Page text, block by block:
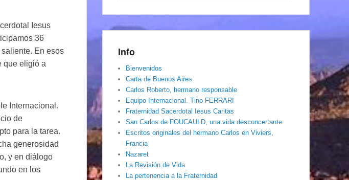
Iesus
36
En esos
que eligió a
Internacional.
de
para la tarea.
generosidad
y en diálogo
en los
Info
Bienvenidos
Carta de Buenos Aires
Carlos Roberto, hermano responsable
Equipo Internacional. Tino FERRARI
Fraternidad Sacerdotal Iesus Caritas
San Carlos de FOUCAULD, una vida desconcertante
Escritos originales del hermano Carlos en Viviers,
Francia
Nazaret
La Revisión de Vida
La pertenencia a la Fraternidad